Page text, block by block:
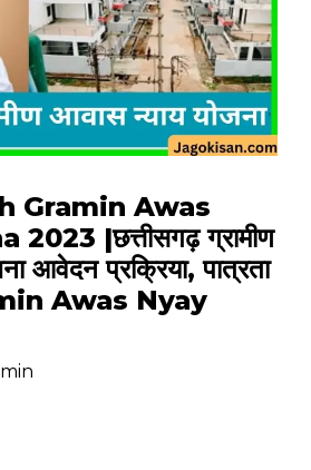
Gramin Awas
|छत्तीसगढ़ ग्रामीण
आवेदन प्रक्रिया, पात्रता
Awas Nyay